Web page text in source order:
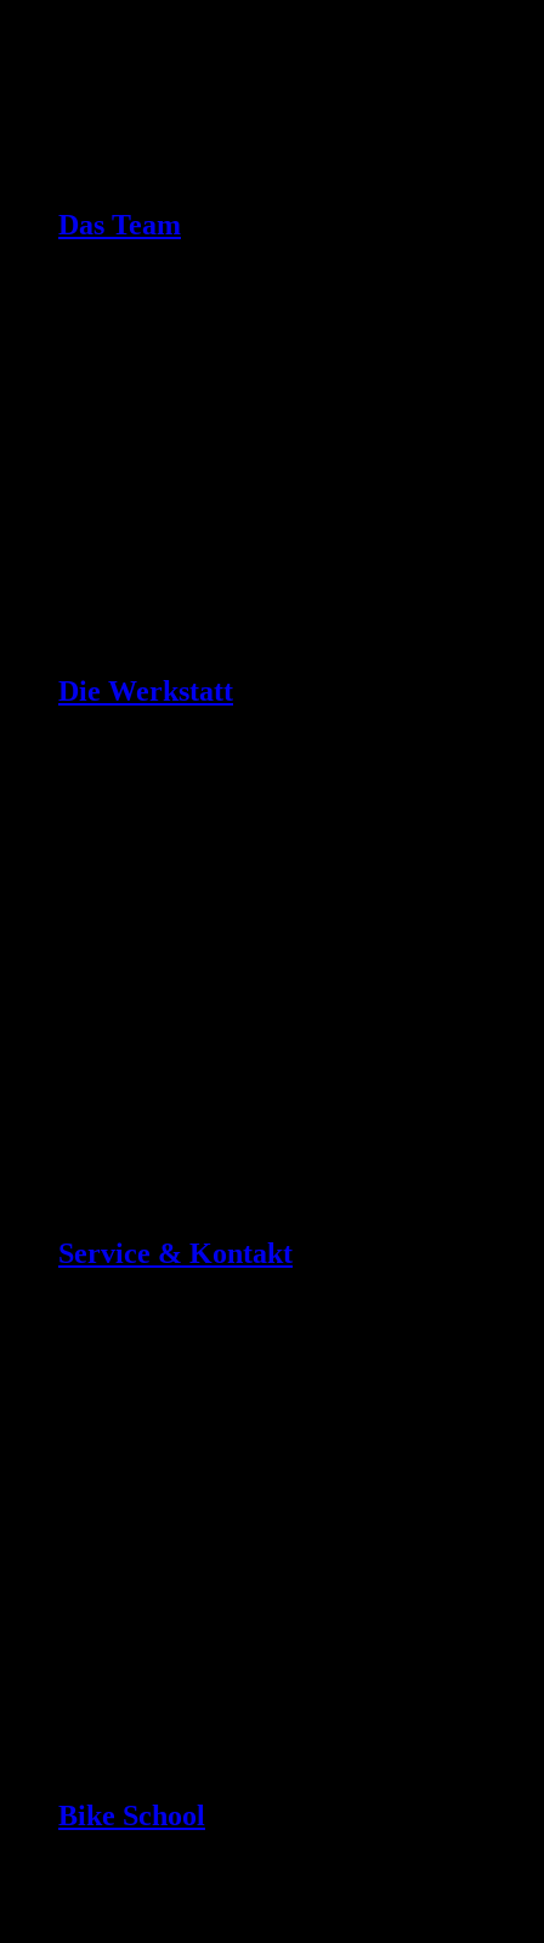
Das Team
Die Werkstatt
Service & Kontakt
Bike School